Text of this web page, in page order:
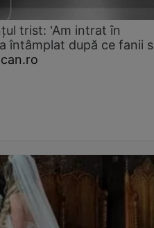
trist: 'Am intrat în
întâmplat după ce fanii